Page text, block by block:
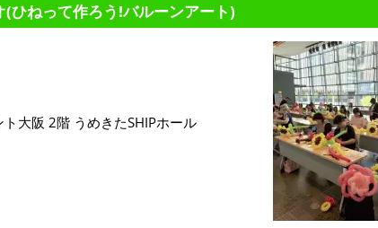
ひねって作ろう!バルーンアート)
大阪 2階 うめきたSHIPホール